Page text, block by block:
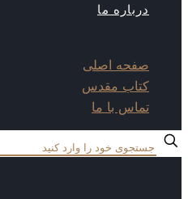
درباره ما
صفحه اصلی
کتاب مقدس
تماس با ما